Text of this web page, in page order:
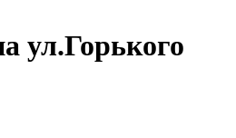
ул.Горького